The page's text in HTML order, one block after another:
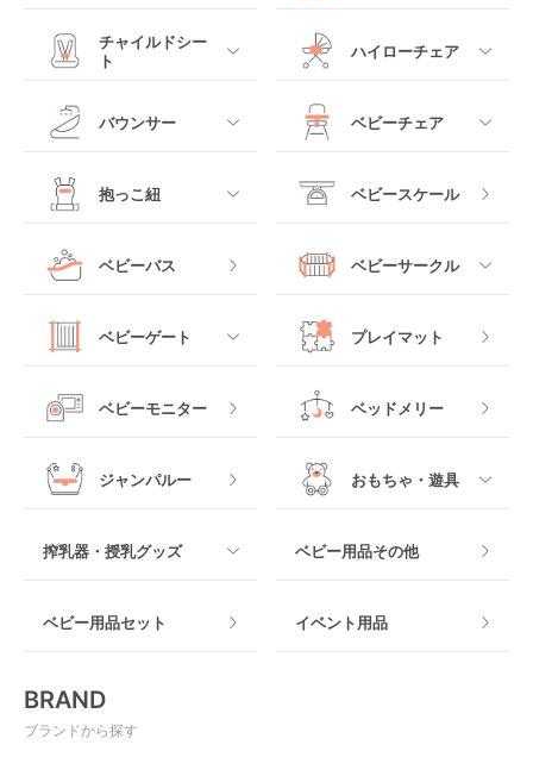
すべて
レギュラーサイズベビ
ベッドインベッド
クーファン
マットレス・布団
ベビーベッドその他
すべて
ベビーカーその他
チャイルドシー
ト
すべて
ジュニアシート
チャイルドシートその
他
ハイローチェア
すべて
バウンサー
すべて
ロッキングタイプ
ベビーチェア
すべて
テーブルチェア
抱っこ紐
すべて
抱っこ紐その他
ベビースケール
ベビーバス ベビーサークル
すべて
木製
マット製
ベビーゲート
すべて
プレイマット
ベビーモニター ベッドメリー
ジャンパルー おもちゃ・遊具
搾乳器・授乳グッズ
授乳グッズ・ママ用品
ベビー用品その他
ベビー用品セット イベント用品
BRAND
ブランドから探す